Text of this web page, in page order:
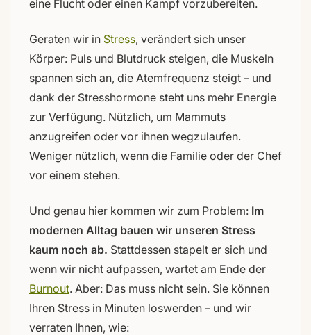
eine Flucht oder einen Kampf vorzubereiten.
Geraten wir in Stress, verändert sich unser
Körper: Puls und Blutdruck steigen, die Muskeln
spannen sich an, die Atemfrequenz steigt – und
dank der Stresshormone steht uns mehr Energie
zur Verfügung. Nützlich, um Mammuts
anzugreifen oder vor ihnen wegzulaufen.
Weniger nützlich, wenn die Familie oder der Chef
vor einem stehen.
Und genau hier kommen wir zum Problem: Im
modernen Alltag bauen wir unseren Stress
kaum noch ab. Stattdessen stapelt er sich und
wenn wir nicht aufpassen, wartet am Ende der
Burnout. Aber: Das muss nicht sein. Sie können
Ihren Stress in Minuten loswerden – und wir
verraten Ihnen, wie: